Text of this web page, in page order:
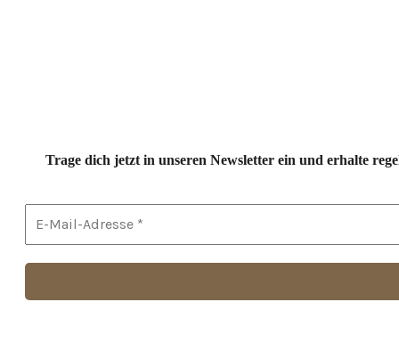
Trage dich jetzt in unseren Newsletter ein und erhalte